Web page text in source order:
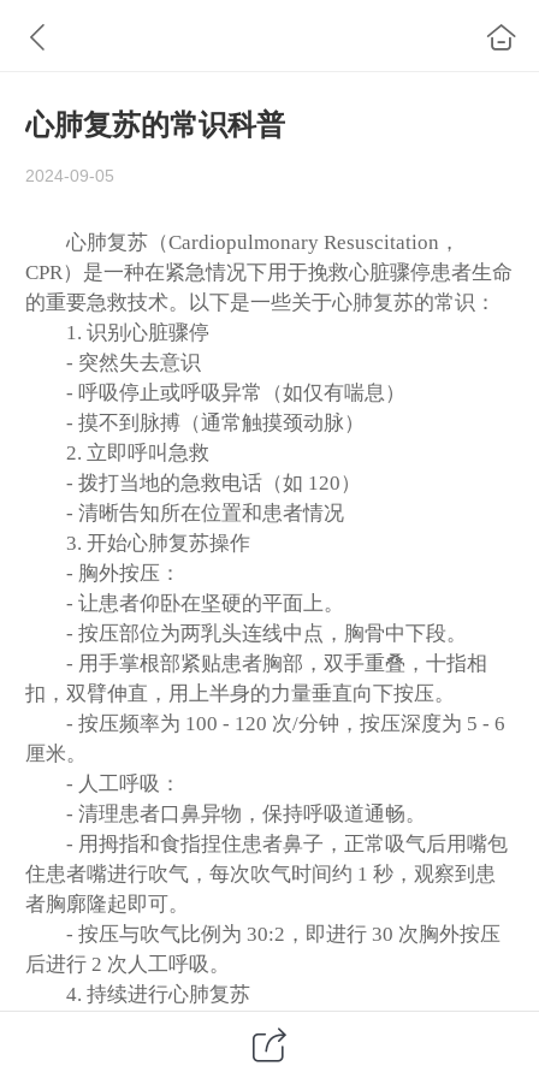
心肺复苏的常识科普
2024-09-05
心肺复苏（Cardiopulmonary Resuscitation，
CPR）是一种在紧急情况下用于挽救心脏骤停患者生命
的重要急救技术。以下是一些关于心肺复苏的常识：
1. 识别心脏骤停
- 突然失去意识
- 呼吸停止或呼吸异常（如仅有喘息）
- 摸不到脉搏（通常触摸颈动脉）
2. 立即呼叫急救
- 拨打当地的急救电话（如 120）
- 清晰告知所在位置和患者情况
3. 开始心肺复苏操作
- 胸外按压：
- 让患者仰卧在坚硬的平面上。
- 按压部位为两乳头连线中点，胸骨中下段。
- 用手掌根部紧贴患者胸部，双手重叠，十指相
扣，双臂伸直，用上半身的力量垂直向下按压。
- 按压频率为 100 - 120 次/分钟，按压深度为 5 - 6
厘米。
- 人工呼吸：
- 清理患者口鼻异物，保持呼吸道通畅。
- 用拇指和食指捏住患者鼻子，正常吸气后用嘴包
住患者嘴进行吹气，每次吹气时间约 1 秒，观察到患
者胸廓隆起即可。
- 按压与吹气比例为 30:2，即进行 30 次胸外按压
后进行 2 次人工呼吸。
4. 持续进行心肺复苏
- 直到专业急救人员到达或有自动体外除颤器